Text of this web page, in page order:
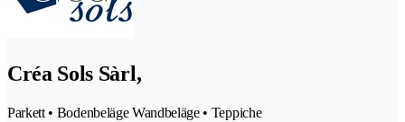
Créa Sols Sàrl,
Parkett • Bodenbeläge Wandbeläge • Teppiche